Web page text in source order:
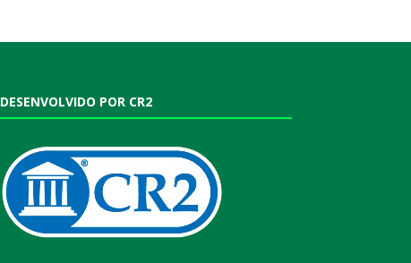
DESENVOLVIDO POR CR2